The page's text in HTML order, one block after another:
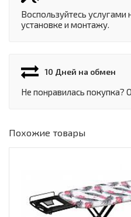
Воспользуйтесь услугами
установке и монтажу.
10 Дней на обмен
Не понравилась покупка?
Похожие товары